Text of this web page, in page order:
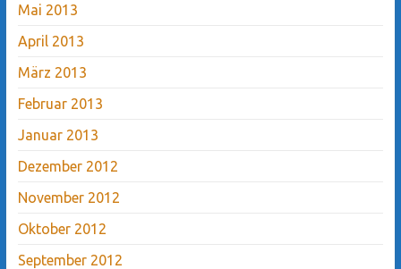
Mai 2013
April 2013
März 2013
Februar 2013
Januar 2013
Dezember 2012
November 2012
Oktober 2012
September 2012